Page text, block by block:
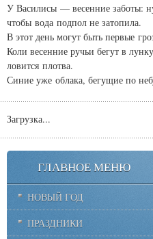
У Василисы — весенние заботы:
чтобы вода подпол не затопила.
В этот день могут быть первые
Коли весенние ручьи бегут в
ловится плотва.
Синие уже облака, бегущие по
Загрузка...
ГЛАВНОЕ МЕНЮ
НОВЫЙ ГОД
ПРАЗДНИКИ